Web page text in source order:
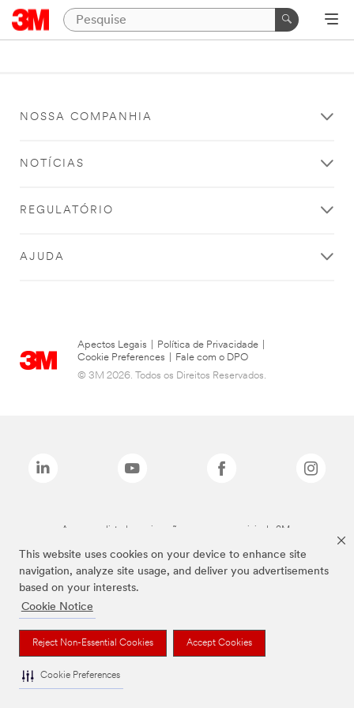
This website uses cookies on your device to enhance site
navigation, analyze site usage, and deliver you advertisements
based on your interests.
Cookie Notice
Reject Non-Essential Cookies Accept Cookies
Cookie Preferences
NOSSA COMPANHIA
NOTÍCIAS
REGULATÓRIO
AJUDA
Apectos Legais Política de Privacidade
Cookie Preferences
Fale com o DPO
© 3M 2026. Todos os Direitos Reservados.
As marcas listadas a cima são marcas comerciais da 3M.